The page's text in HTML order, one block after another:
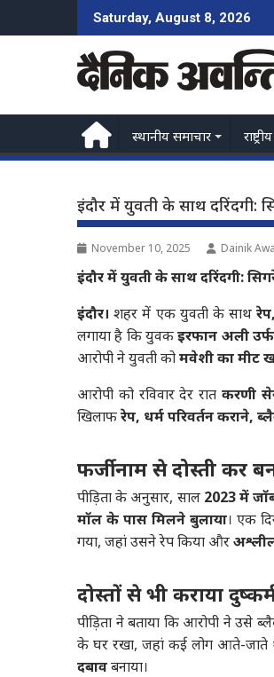
to
Saturday, August 8, 2026
स्थानीय समाचार
इंदौर में युवती के साथ
November 10, 2025 Dainik
इंदौर में युवती के साथ दरिंदगी:
इंदौर। शहर में एक युवती के साथ
लगाया है कि युवकइरफान अली
आरोपी ने युवती कोमवेशी का मीट
आरोपी को रविवार देर रात करणी
खिलाफरेप, धर्म परिवर्तन कराने,
फर्जी नाम से दोस्ती कर
पीड़िता के अनुसार, साल 2023 में
मॉल के पास मिलने बुलाया। एक
गया, जहां उसने रेप किया और
दोस्तों से भी कराया
पीड़िता ने बताया कि आरोपी ने
के घर रखा, जहां कई लोग आते-जाते
दबावबनाया।